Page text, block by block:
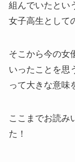
組んでいたとい
女子高生として
そこから今の女
いったことを思
って大きな意味
ここまでお読み
た！